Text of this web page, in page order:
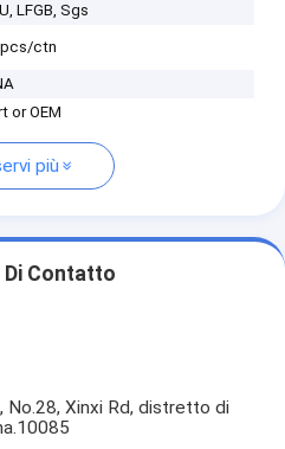
LFGB, Sgs
ctn
or OEM
più
Di Contatto
No.28, Xinxi Rd, distretto di